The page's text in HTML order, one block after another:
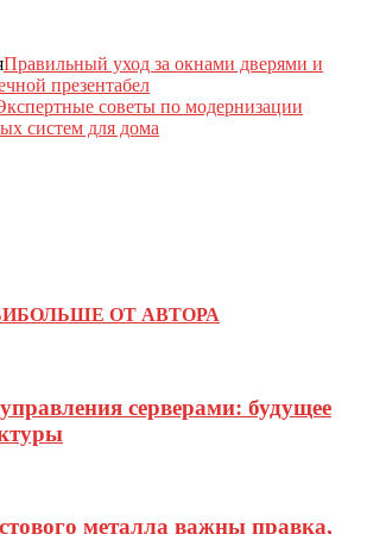
Правильный уход за окнами дверями и
презентабел
советы по модернизации
систем для дома
БОЛЬШЕ ОТ АВТОРА
серверами: будущее
металла важны правка,